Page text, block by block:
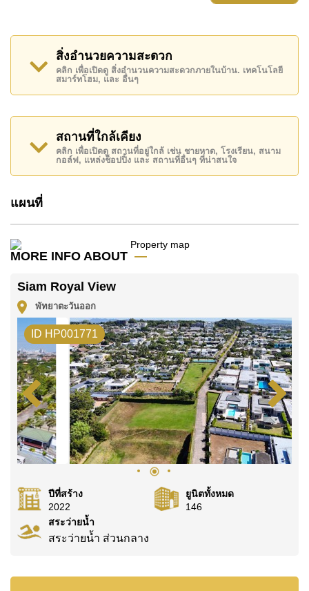
บ้านหลังนี้ตั้งอยู่บนหนึ่งในตำแหน่งที่สูงที่สุด
วนานว่าเป็นหนึ่งในหมู่บ้านหรูที่มีชื่อเสียงและเป็นที่
ต้องการมากที่สุดในพัทยา จากทั้งชั้นหลักของบ้านและ
ดาดฟ้าชั้นบนสุด ผู้อยู่อาศัยสามารถเพลิดเพลินกับวิว
ด้วยตำแหน่งที่ตั้งอันโดดเด่น ทำให้รู้สึกเสมือนอยู่ใกล้
กว่ามาก
ประมาณ 685 ตารางเมตร ตั้งอยู่บนที่ดินขนาด 265.5
ตารางวา (1,050 ตารางเมตร) และได้รับการออกแบบ
เป็นบ้าน 3 ชั้นที่มอบทั้งความหรูหรา ความสะดวก
หัวใจหลักของบ้านอยู่บนชั้นกลาง ซึ่งเป็นพื้นที่ที่รวม
เอาห้องนั่งเล่น ห้องรับประทานอาหาร ห้องครัว และ
ห้องนอนหลักไว้ด้วยกัน พื้นที่ทั้งหมดได้รับการ
ออกแบบให้เปิดรับวิวธรรมชาติอย่างเต็มที่ผ่านกระจก
บานใหญ่สูงจรดเพดาน เชื่อมต่อพื้นที่ภายในสู่ระเบียง
กลางแจ้งและสระว่ายน้ำแบบอินฟินิตี้ที่มองเห็นวิว
เนินเขาและทะเลอยู่เบื้องหน้า
ข้างสระว่ายน้ำยังมีห้องซาวน่าส่วนตัว ช่วยเติมเต็ม
บรรยากาศการพักผ่อนแบบรีสอร์ทภายในบ้านได้อย่าง
สมบูรณ์แบบ ไม่ว่าจะเป็นการพักผ่อนในชีวิตประจำ
วันหรือการต้อนรับแขกในโอกาสพิเศษ
ภายในบ้านได้รับการตกแต่งและคัดสรรวัสดุ
เฟอร์นิเจอร์ เครื่องใช้ไฟฟ้า และอุปกรณ์ต่าง ๆ อย่าง
รายละเอียดทุกจุดสะท้อนถึงมาตรฐานของบ้านหรู
สิ่งอำนวยความสะดวก
คลิก เพื่อเปิดดู สิ่งอำนวนความสะดวกภายในบ้าน. เทคโนโลยี
สมาร์ทโฮม, และ อื่นๆ
สถานที่ใกล้เคียง
คลิก เพื่อเปิดดู สถานที่อยู่ใกล้ เช่น ชายหาด, โรงเรียน, สนาม
กอล์ฟ, แหล่งช็อปปิ้ง และ สถานที่อื่นๆ ที่น่าสนใจ
แผนที่
MORE INFO ABOUT
Siam Royal View
พัทยาตะวันออก
ID HP001771
ปีที่สร้าง
2022
ยูนิตทั้งหมด
146
สระว่ายน้ำ
สระว่ายน้ำ ส่วนกลาง